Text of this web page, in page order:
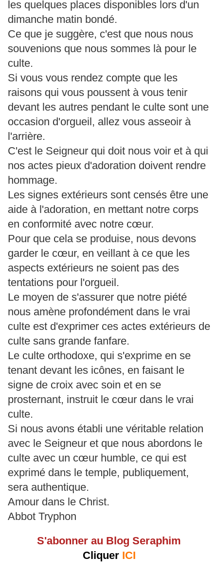
les quelques places disponibles lors d'un
dimanche matin bondé.
Ce que je suggère, c'est que nous nous
souvenions que nous sommes là pour le
culte.
Si vous vous rendez compte que les
raisons qui vous poussent à vous tenir
devant les autres pendant le culte sont une
occasion d'orgueil, allez vous asseoir à
l'arrière.
C'est le Seigneur qui doit nous voir et à qui
nos actes pieux d'adoration doivent rendre
hommage.
Les signes extérieurs sont censés être une
aide à l'adoration, en mettant notre corps
en conformité avec notre cœur.
Pour que cela se produise, nous devons
garder le cœur, en veillant à ce que les
aspects extérieurs ne soient pas des
tentations pour l'orgueil.
Le moyen de s'assurer que notre piété
nous amène profondément dans le vrai
culte est d'exprimer ces actes extérieurs de
culte sans grande fanfare.
Le culte orthodoxe, qui s'exprime en se
tenant devant les icônes, en faisant le
signe de croix avec soin et en se
prosternant, instruit le cœur dans le vrai
culte.
Si nous avons établi une véritable relation
avec le Seigneur et que nous abordons le
culte avec un cœur humble, ce qui est
exprimé dans le temple, publiquement,
sera authentique.
Amour dans le Christ.
Abbot Tryphon
S'abonner au Blog Seraphim
Cliquer ICI